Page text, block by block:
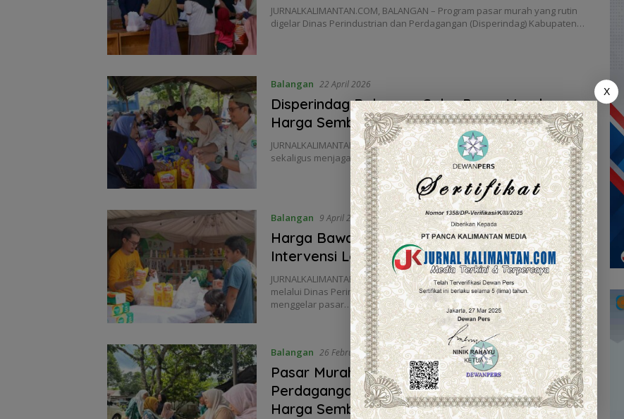
JURNALKALIMANTAN.COM, BALANGAN – Program pasar murah yang rutin
digelar Dinas Perindustrian dan Perdagangan (Disperindag) Kabupaten…
Balangan 22 April 2026
Disperindag Balangan Gelar Pasar Murah,
Harga Sembako Lebih Terjangkau
JURNALKALIMANTAN.COM, BALANGAN – Upaya menekan laju inflasi
sekaligus menjaga daya beli masyarakat terus dilakukan Pemerintah…
Balangan 9 April 2026
Harga Bawang Naik, Pemkab Balangan
Intervensi Lewat Pasar Murah
JURNALKALIMANTAN.COM, BALANGAN – Pemerintah Kabupaten Balangan
melalui Dinas Perindustrian dan Perdagangan Kabupaten Balangan,
menggelar pasar…
Balangan 26 Februari 2026
Pasar Murah ke-14 Dinas Perindustrian dan
Perdagangan Kabupaten Balangan Tekan
Harga Sembako
X